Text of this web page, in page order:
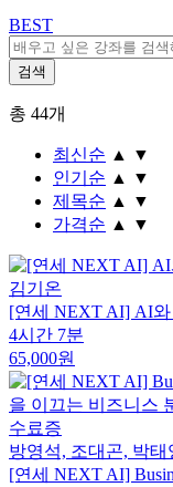
BEST
총 44개
최신순 ▲
▼
인기순 ▲
▼
제목순 ▲
▼
가격순 ▲ ▼
김기온
[연세 NEXT AI] AI와
4시간 7분
65,000원
수료증
방영석, 조대곤, 박태
[연세 NEXT AI]